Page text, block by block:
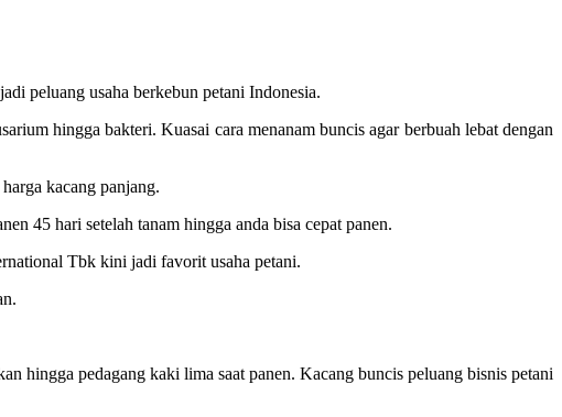
peluang usaha berkebun petani Indonesia.
hingga bakteri. Kuasai cara menanam buncis agar berbuah lebat dengan
kacang panjang.
45 hari setelah tanam hingga anda bisa cepat panen.
Tbk kini jadi favorit usaha petani.
hingga pedagang kaki lima saat panen. Kacang buncis peluang bisnis petani